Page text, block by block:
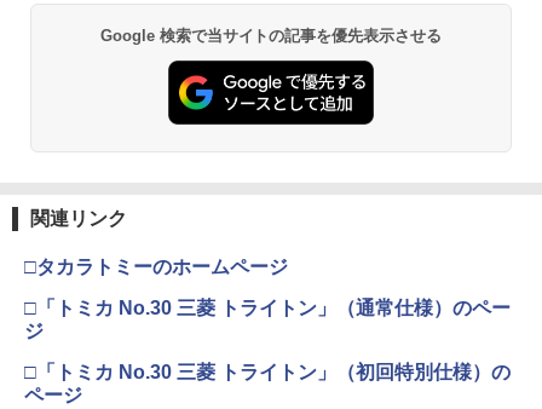
Google 検索で当サイトの記事を優先表示させる
関連リンク
□タカラトミーのホームページ
□「トミカ No.30 三菱 トライトン」（通常仕様）のペー
ジ
□「トミカ No.30 三菱 トライトン」（初回特別仕様）の
ページ